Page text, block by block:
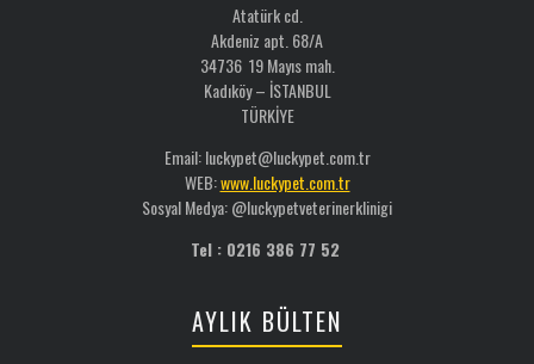
Atatürk cd.
Akdeniz apt. 68/A
34736 19 Mayıs mah.
Kadıköy – İSTANBUL
TÜRKİYE
Email: luckypet@luckypet.com.tr
WEB:www.luckypet.com.tr
Sosyal Medya: @luckypetveterinerklinigi
Tel : 0216 386 77 52
AYLIK BÜLTEN